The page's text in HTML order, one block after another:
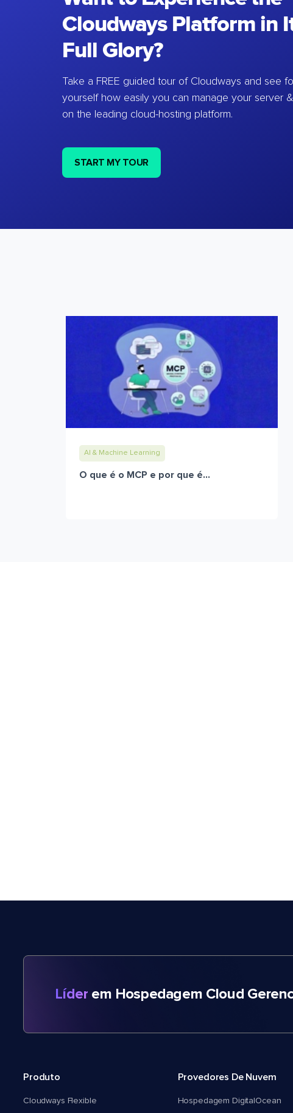
Cloudways Platform in
Full Glory?
Take a FREE guided tour of Cloudways and see
yourself how easily you can manage your server
on the leading cloud-hosting platform.
START MY TOUR
AI & Machine Learning
O que é o MCP e por que é...
Líder em Hospedagem Cloud
Produto
Cloudways Flexible
Provedores De Nuvem
Hospedagem DigitalOcean